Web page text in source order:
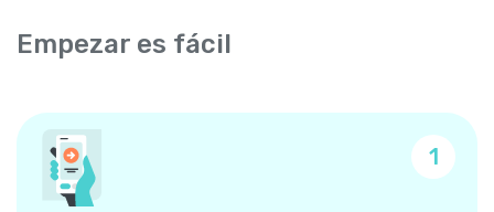
Empezar es fácil
1